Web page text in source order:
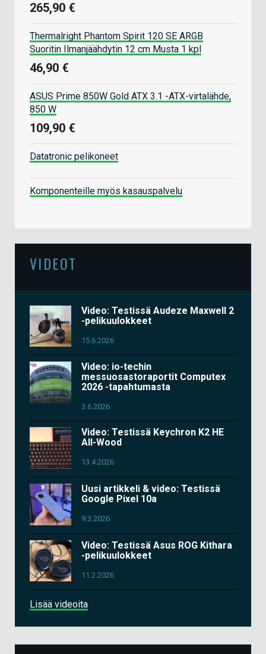
265,90 €
Thermalright Phantom Spirit 120 SE ARGB
Suoritin Ilmanjäähdytin 12 cm Musta 1 kpl
46,90 €
ASUS Prime 850W Gold ATX 3.1 -ATX-virtalähde,
850 W
109,90 €
Datatronic pelikoneet
Komponenteille myös kasauspalvelu
VIDEOT
Video: Testissä Audeze Maxwell 2
-pelikuulokkeet
15.6.2026
Video: io-techin
messuosastoraportit Computex
2026 -tapahtumasta
3.6.2026
Video: Testissä Keychron K2 HE
All-Wood
13.4.2026
Uusi artikkeli & video: Testissä
Google Pixel 10a
9.3.2026
Video: Testissä Asus ROG Kithara
-pelikuulokkeet
11.2.2026
Lisää videoita